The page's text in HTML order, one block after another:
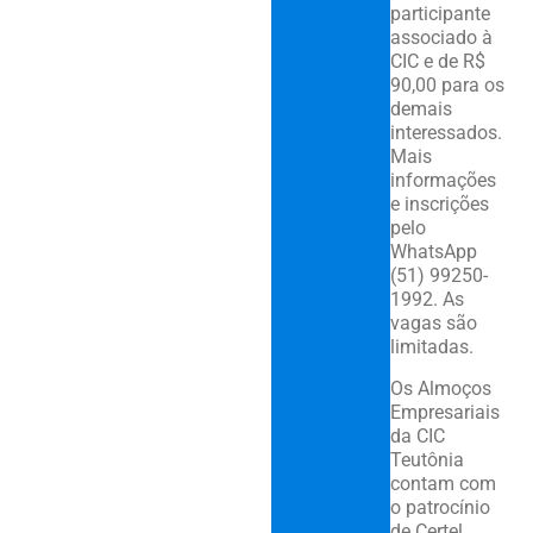
participante
associado à
CIC e de R$
90,00 para os
demais
interessados.
Mais
informações
e inscrições
pelo
WhatsApp
(51) 99250-
1992. As
vagas são
limitadas.
Os Almoços
Empresariais
da CIC
Teutônia
contam com
o patrocínio